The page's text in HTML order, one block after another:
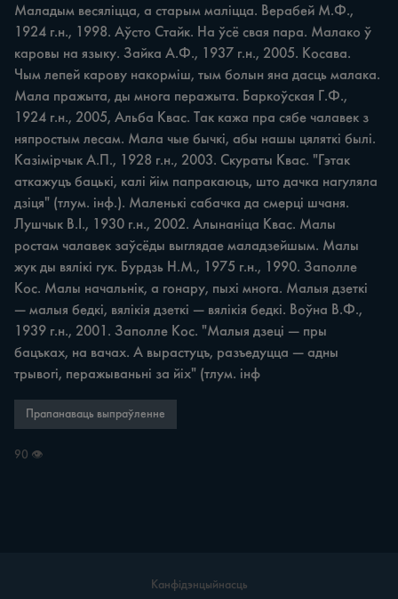
Маладым весяліцца, а старым маліцца. Верабей М.Ф.,
1924 г.н., 1998. Аўсто Стайк. На ўсё свая пара. Малако ў
каровы на языку. Зайка А.Ф., 1937 г.н., 2005. Косава.
Чым лепей карову накорміш, тым болын яна дасць малака.
Мала пражыта, ды многа перажыта. Баркоўская Г.Ф.,
1924 г.н., 2005, Альба Квас. Так кажа пра сябе чалавек з
няпростым лесам. Мала чые бычкі, абы нашы цяляткі былі.
Казімірчык А.П., 1928 г.н., 2003. Скураты Квас. "Гэтак
аткажуцъ бацькі, калі йім папракаюцъ, што дачка нагуляла
дзіця" (тлум. інф.). Маленькі сабачка да смерці шчаня.
Лушчык В.І., 1930 г.н., 2002. Алынаніца Квас. Малы
ростам чалавек заўсёды выглядае маладзейшым. Малы
жук ды вялікі гук. Бурдзь Н.М., 1975 г.н., 1990. Заполле
Кос. Малы начальнік, а гонару, пыхі многа. Малыя дзеткі
— малыя бедкі, вялікія дзеткі — вялікія бедкі. Воўна В.Ф.,
1939 г.н., 2001. Заполле Кос. "Малыя дзеці — пры
бацъках, на вачах. А вырастуцъ, разъедуцца — адны
трывогі, перажываньні за йіх" (тлум. інф
Прапанаваць выпраўленне
90 👁
Канфідэнцыйнасць